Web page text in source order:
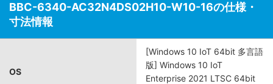
BBC-6340-AC32N4DS02H10-W10-16の仕様・
寸法情報
OS
[Windows 10 IoT 64bit 多言語
版] Windows 10 IoT
Enterprise 2021 LTSC 64bit